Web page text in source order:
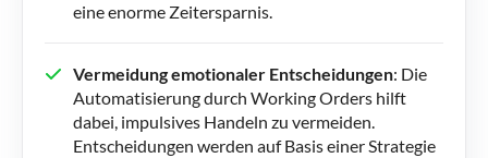
eine enorme Zeitersparnis.
Vermeidung emotionaler Entscheidungen: Die
Automatisierung durch Working Orders hilft
dabei, impulsives Handeln zu vermeiden.
Entscheidungen werden auf Basis einer Strategie